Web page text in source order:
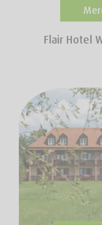
Flair Hotel